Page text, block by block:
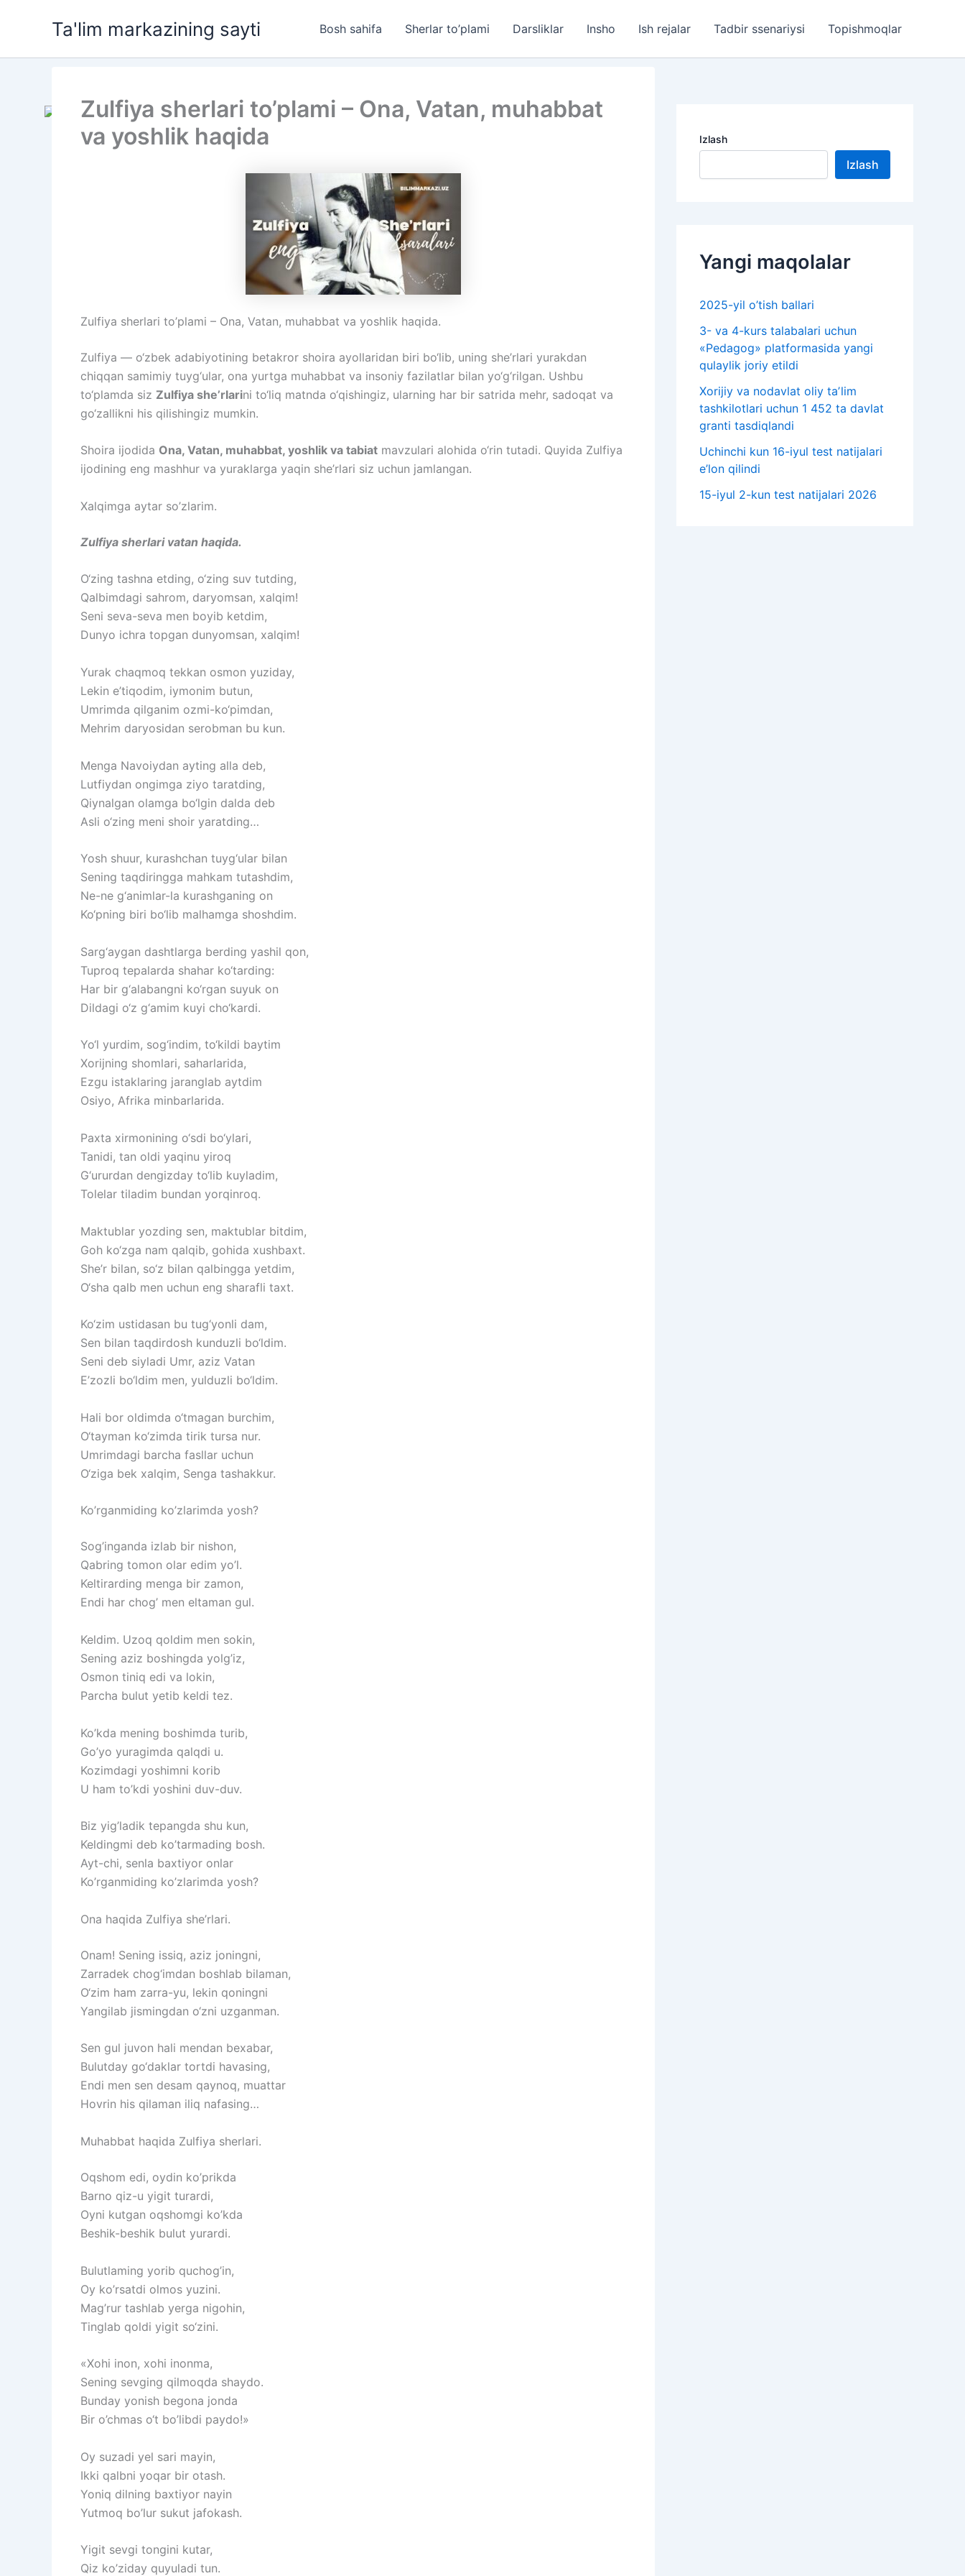
Ta'lim markazining sayti Bosh sahifa Sherlar to’plami Darsliklar Insho Ish rejalar Tadbir ssenariysi Topishmoqlar
Zulfiya sherlari to’plami – Ona, Vatan, muhabbat
va yoshlik haqida
Zulfiya sherlari to’plami – Ona, Vatan, muhabbat va yoshlik haqida.
Zulfiya — o‘zbek adabiyotining betakror shoira ayollaridan biri bo‘lib, uning she’rlari yurakdan
chiqqan samimiy tuyg‘ular, ona yurtga muhabbat va insoniy fazilatlar bilan yo‘g‘rilgan. Ushbu
to‘plamda siz Zulfiya she’rlarini to‘liq matnda o‘qishingiz, ularning har bir satrida mehr, sadoqat va
go‘zallikni his qilishingiz mumkin.
Shoira ijodida Ona, Vatan, muhabbat, yoshlik va tabiat mavzulari alohida o‘rin tutadi. Quyida Zulfiya
ijodining eng mashhur va yuraklarga yaqin she’rlari siz uchun jamlangan.
Xalqimga aytar so’zlarim.
Zulfiya sherlari vatan haqida.
O‘zing tashna etding, o‘zing suv tutding,
Qalbimdagi sahrom, daryomsan, xalqim!
Seni seva-seva men boyib ketdim,
Dunyo ichra topgan dunyomsan, xalqim!
Yurak chaqmoq tekkan osmon yuziday,
Lekin e’tiqodim, iymonim butun,
Umrimda qilganim ozmi-ko‘pimdan,
Mehrim daryosidan serobman bu kun.
Menga Navoiydan ayting alla deb,
Lutfiydan ongimga ziyo taratding,
Qiynalgan olamga bo‘lgin dalda deb
Asli o‘zing meni shoir yaratding…
Yosh shuur, kurashchan tuyg‘ular bilan
Sening taqdiringga mahkam tutashdim,
Ne-ne g‘animlar-la kurashganing on
Ko‘pning biri bo‘lib malhamga shoshdim.
Sarg‘aygan dashtlarga berding yashil qon,
Tuproq tepalarda shahar ko‘tarding:
Har bir g‘alabangni ko‘rgan suyuk on
Dildagi o‘z g‘amim kuyi cho‘kardi.
Yo‘l yurdim, sog‘indim, to‘kildi baytim
Xorijning shomlari, saharlarida,
Ezgu istaklaring jaranglab aytdim
Osiyo, Afrika minbarlarida.
Paxta xirmonining o‘sdi bo‘ylari,
Tanidi, tan oldi yaqinu yiroq
G‘ururdan dengizday to‘lib kuyladim,
Tolelar tiladim bundan yorqinroq.
Maktublar yozding sen, maktublar bitdim,
Goh ko‘zga nam qalqib, gohida xushbaxt.
She’r bilan, so‘z bilan qalbingga yetdim,
O‘sha qalb men uchun eng sharafli taxt.
Ko‘zim ustidasan bu tug‘yonli dam,
Sen bilan taqdirdosh kunduzli bo‘ldim.
Seni deb siyladi Umr, aziz Vatan
E’zozli bo‘ldim men, yulduzli bo‘ldim.
Hali bor oldimda o‘tmagan burchim,
O‘tayman ko‘zimda tirik tursa nur.
Umrimdagi barcha fasllar uchun
O‘ziga bek xalqim, Senga tashakkur.
Ko’rganmiding ko’zlarimda yosh?
Sog’inganda izlab bir nishon,
Qabring tomon olar edim yo’l.
Keltirarding menga bir zamon,
Endi har chog’ men eltaman gul.
Keldim. Uzoq qoldim men sokin,
Sening aziz boshingda yolg’iz,
Osmon tiniq edi va lokin,
Parcha bulut yetib keldi tez.
Ko’kda mening boshimda turib,
Go’yo yuragimda qalqdi u.
Kozimdagi yoshimni korib
U ham to’kdi yoshini duv-duv.
Biz yig’ladik tepangda shu kun,
Keldingmi deb ko’tarmading bosh.
Ayt-chi, senla baxtiyor onlar
Ko’rganmiding ko’zlarimda yosh?
Ona haqida Zulfiya she’rlari.
Onam! Sening issiq, aziz joningni,
Zarradek chog‘imdan boshlab bilaman,
O‘zim ham zarra-yu, lekin qoningni
Yangilab jismingdan o‘zni uzganman.
Sen gul juvon hali mendan bexabar,
Bulutday go‘daklar tortdi havasing,
Endi men sen desam qaynoq, muattar
Hovrin his qilaman iliq nafasing…
Muhabbat haqida Zulfiya sherlari.
Oqshom edi, oydin ko’prikda
Barno qiz-u yigit turardi,
Oyni kutgan oqshomgi ko’kda
Beshik-beshik bulut yurardi.
Bulutlaming yorib quchog’in,
Oy ko’rsatdi olmos yuzini.
Mag’rur tashlab yerga nigohin,
Tinglab qoldi yigit so‘zini.
«Xohi inon, xohi inonma,
Sening sevging qilmoqda shaydo.
Bunday yonish begona jonda
Bir o’chmas o‘t bo’libdi paydo!»
Oy suzadi yel sari mayin,
Ikki qalbni yoqar bir otash.
Yoniq dilning baxtiyor nayin
Yutmoq bo’lur sukut jafokash.
Yigit sevgi tongini kutar,
Qiz ko’ziday quyuladi tun.
Izlash
Izlash
Yangi maqolalar
2025-yil o’tish ballari
3- va 4-kurs talabalari uchun
«Pedagog» platformasida yangi
qulaylik joriy etildi
Xorijiy va nodavlat oliy taʼlim
tashkilotlari uchun 1 452 ta davlat
granti tasdiqlandi
Uchinchi kun 16-iyul test natijalari
e’lon qilindi
15-iyul 2-kun test natijalari 2026